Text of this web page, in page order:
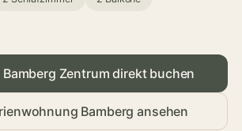
Zentrum direkt buchen
Bamberg ansehen